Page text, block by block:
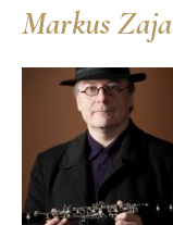
Markus Zaja